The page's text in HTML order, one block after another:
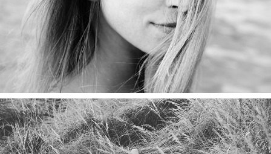
2023
Denisa